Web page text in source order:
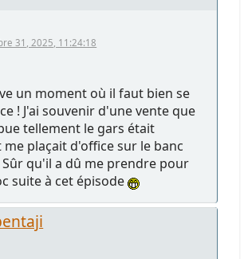
31, 2025, 11:24:18
un moment où il faut bien se
! J'ai souvenir d'une vente que
tellement le gars était
me plaçait d'office sur le banc
Sûr qu'il a dû me prendre pour
suite à cet épisode